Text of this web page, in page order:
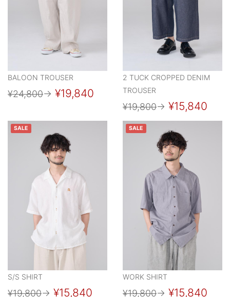
BALOON TROUSER
¥24,800→ ¥19,840
2 TUCK CROPPED DENIM
TROUSER
¥19,800→ ¥15,840
SALE
S/S SHIRT
¥19,800→ ¥15,840
SALE
WORK SHIRT
¥19,800→ ¥15,840